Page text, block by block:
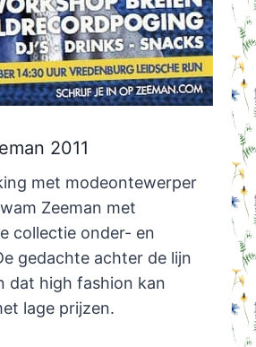
2011
met modeontewerper
Zeeman met
collectie onder- en
gedachte achter de lijn
dat high fashion kan
lage prijzen.